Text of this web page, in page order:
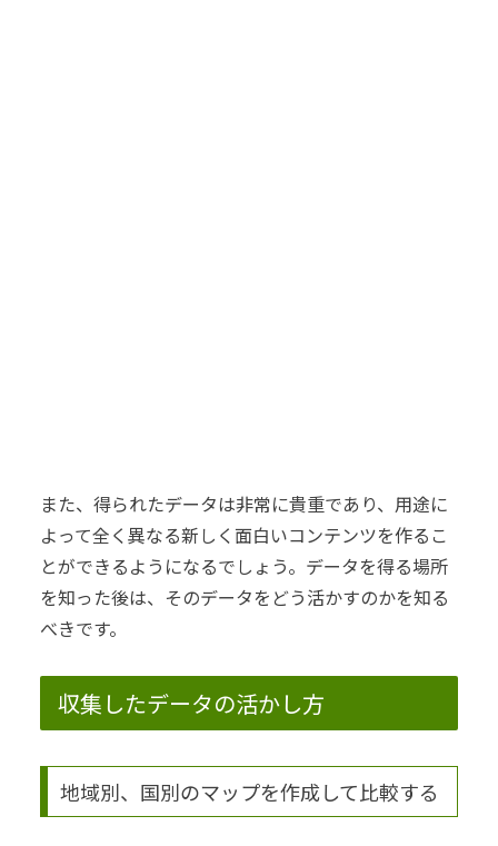
また、得られたデータは非常に貴重であり、用途に
よって全く異なる新しく面白いコンテンツを作るこ
とができるようになるでしょう。 データを得る場所
を知った後は、そのデータをどう活かすのかを知る
べきです。
収集したデータの活かし方
地域別、国別のマップを作成して比較する